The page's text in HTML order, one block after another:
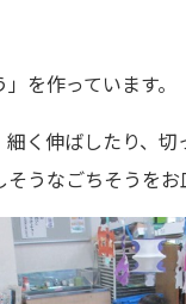
を作っています。
く伸ばしたり、切
うなごちそうをお